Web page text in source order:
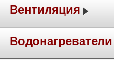
Вентиляция
Водонагреватели